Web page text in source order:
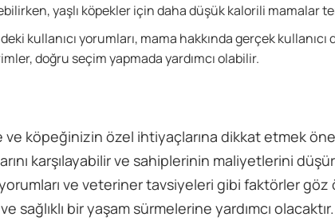
yaşlı köpekler için daha düşük kalorili mamalar
kullanıcı yorumları, mama hakkında gerçek
doğru seçim yapmada yardımcı olabilir.
köpeğinizin özel ihtiyaçlarına dikkat etmek
karşılayabilir ve sahiplerinin maliyetlerini
ve veteriner tavsiyeleri gibi faktörler
bir yaşam sürmelerine yardımcı